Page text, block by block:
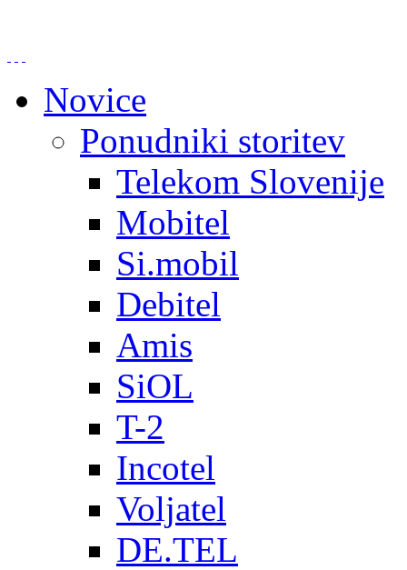
Novice
Ponudniki storitev
Telekom Slovenije
Mobitel
Si.mobil
Debitel
Amis
SiOL
T-2
Incotel
Voljatel
DE.TEL